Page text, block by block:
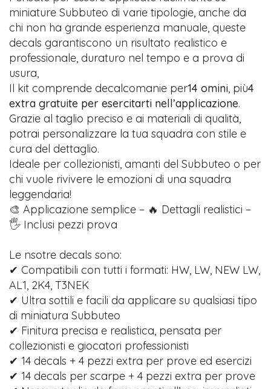
miniature Subbuteo di varie tipologie, anche da
chi non ha grande esperienza manuale, queste
decals garantiscono un risultato realistico e
professionale, duraturo nel tempo e a prova di
usura,
Il kit comprende decalcomanie per14 omini, più4
extra gratuite per esercitarti nell’applicazione.
Grazie al taglio preciso e ai materiali di qualità,
potrai personalizzare la tua squadra con stile e
cura del dettaglio.
Ideale per collezionisti, amanti del Subbuteo o per
chi vuole rivivere le emozioni di una squadra
leggendaria!
🎨 Applicazione semplice – 🔥 Dettagli realistici –
🖐️ Inclusi pezzi prova
Le nsotre decals sono:
✔ Compatibili con tutti i formati: HW, LW, NEW LW,
AL1, 2K4, T3NEK
✔ Ultra sottili e facili da applicare su qualsiasi tipo
di miniatura Subbuteo
✔ Finitura precisa e realistica, pensata per
collezionisti e giocatori professionisti
✔ 14 decals + 4 pezzi extra per prove ed esercizi
✔ 14 decals per scarpe + 4 pezzi extra per prove